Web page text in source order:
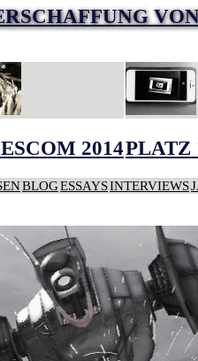
2014PLATZ
BLOGESSAYSINTERVIEWS